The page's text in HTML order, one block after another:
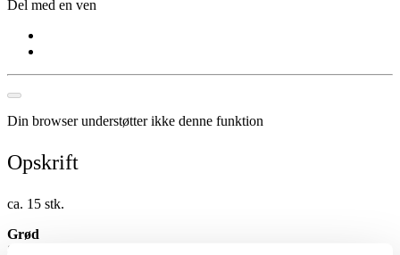
Del med en ven
Din browser understøtter ikke denne funktion
Opskrift
ca. 15 stk.
Grød
80 g